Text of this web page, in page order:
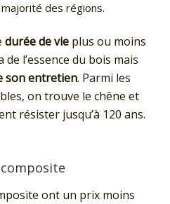
des régions.
durée de vie plus ou moins
l’essence du bois mais
son entretien. Parmi les
on trouve le chêne et
résister jusqu’à 120 ans.
ont un prix moins